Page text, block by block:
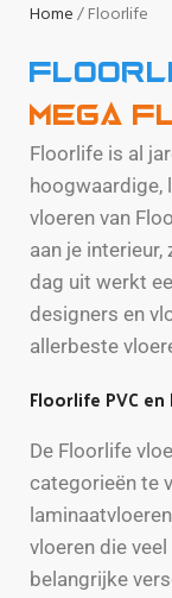
Home Floorlife
Mega
Floorlife is al
hoogwaardige,
vloeren van
aan je interieur,
dag uit werkt
designers en
allerbeste
Floorlife PVC
De Floorlife
categorieën te
vloeren die
belangrijke